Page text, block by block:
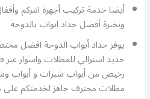
أيضا خدمة تركيب أجهزة انتركم
وبخبرة أفضل حداد ابواب بالدوحة
يوفر حداد أبواب الدوحة افضل
حديد استرالي للمظلات واسوار
رخيص من أبواب شبرات و أبواب
مظلات محترف جاهز لخدمتكم على